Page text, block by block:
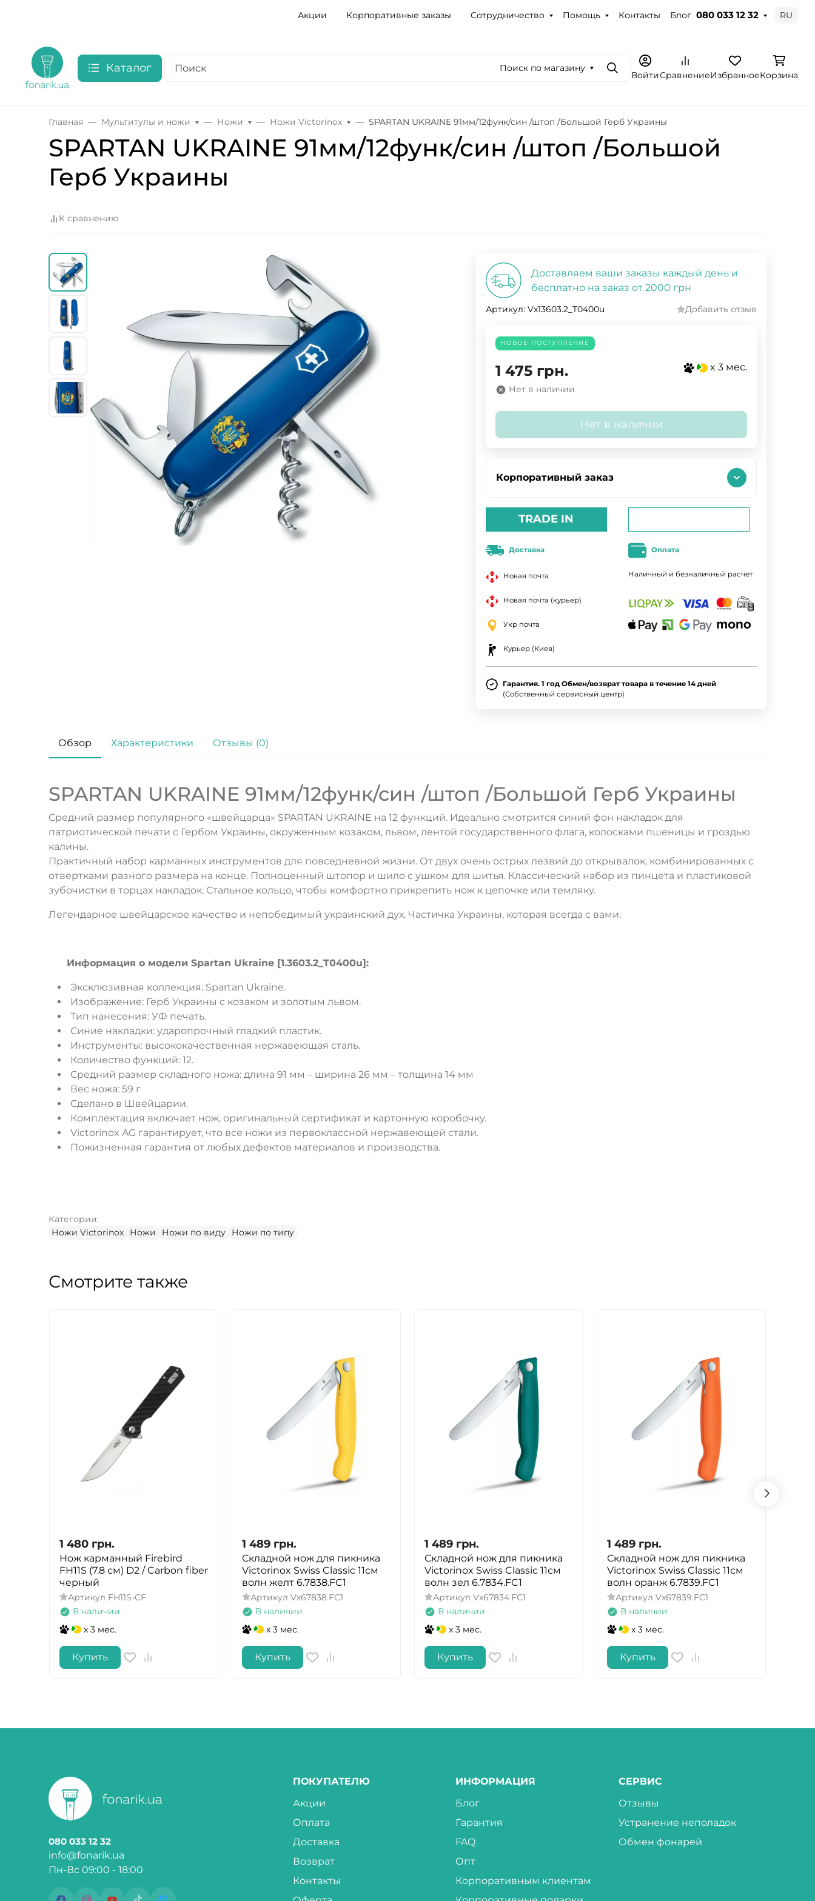
Акции Корпоративные заказы Сотрудничество Помощь Контакты Блог 080 033 12 32 RU
Каталог Поиск по магазину
ПоискВойтиСравнениеИзбранноеКорзина
Главная Мультитулы и ножи Ножи Ножи Victorinox SPARTAN UKRAINE 91мм/12функ/син /штоп /Большой Герб Украины
SPARTAN UKRAINE 91мм/12функ/син /штоп /Большой
Герб Украины
К сравнению
Доставляем ваши заказы каждый день и
бесплатно на заказ от 2000 грн
Артикул: Vx13603.2_T0400u Добавить отзыв
НОВОЕ ПОСТУПЛЕНИЕ
1 475 грн. x 3 мес.
Нет в наличии
Нет в наличии
Корпоративный заказ
TRADE IN
Доставка
Новая почта
Новая почта (курьер)
Укр почта
Курьер (Киев)
Оплата
Наличный и безналичный расчет
Гарантия. 1 год Обмен/возврат товара в течение 14 дней
(Собственный сервисный центр)
Обзор Характеристики Отзывы (0)
SPARTAN UKRAINE 91мм/12функ/син /штоп /Большой Герб Украины
Средний размер популярного «швейцарца» SPARTAN UKRAINE на 12 функций. Идеально смотрится синий фон накладок для
патриотической печати с Гербом Украины, окруженным козаком, львом, лентой государственного флага, колосками пшеницы и гроздью
калины.
Практичный набор карманных инструментов для повседневной жизни. От двух очень острых лезвий до открывалок, комбинированных с
отвертками разного размера на конце. Полноценный штопор и шило с ушком для шитья. Классический набор из пинцета и пластиковой
зубочистки в торцах накладок. Стальное кольцо, чтобы комфортно прикрепить нож к цепочке или темляку.
Легендарное швейцарское качество и непобедимый украинский дух. Частичка Украины, которая всегда с вами.
Информация о модели Spartan Ukraine [1.3603.2_T0400u]:
Эксклюзивная коллекция: Spartan Ukraine.
Изображение: Герб Украины с козаком и золотым львом.
Тип нанесения: УФ печать.
Синие накладки: ударопрочный гладкий пластик.
Инструменты: высококачественная нержавеющая сталь.
Количество функций: 12.
Средний размер складного ножа: длина 91 мм – ширина 26 мм – толщина 14 мм
Вес ножа: 59 г
Сделано в Швейцарии.
Комплектация включает нож, оригинальный сертификат и картонную коробочку.
Victorinox AG гарантирует, что все ножи из первоклассной нержавеющей стали.
Пожизненная гарантия от любых дефектов материалов и производства.
Категории:
Ножи Victorinox
Ножи Ножи по виду Ножи по типу
Смотрите также
1 480 грн.
Нож карманный Firebird
FH11S (7.8 см) D2 / Carbon fiber
черный
Артикул FH11S-CF
В наличии
x 3 мес.
Купить
1 489 грн.
Складной нож для пикника
Victorinox Swiss Classic 11см
волн желт 6.7838.FC1
Артикул Vx67838.FC1
В наличии
x 3 мес.
Купить
1 489 грн.
Складной нож для пикника
Victorinox Swiss Classic 11см
волн зел 6.7834.FC1
Артикул Vx67834.FC1
В наличии
x 3 мес.
Купить
1 489 грн.
Складной нож для пикника
Victorinox Swiss Classic 11см
волн оранж 6.7839.FC1
Артикул Vx67839.FC1
В наличии
x 3 мес.
Купить
080 033 12 32
info@fonarik.ua
Пн-Вс 09:00 - 18:00
ПОКУПАТЕЛЮ
Акции
Оплата
Доставка
Возврат
Контакты
ИНФОРМАЦИЯ
Блог
Гарантия
FAQ
Опт
Корпоративным клиентам
СЕРВИС
Отзывы
Устранение неполадок
Обмен фонарей